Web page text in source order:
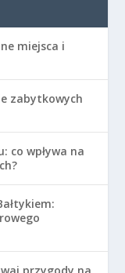
miejsca i
zabytkowych
co wpływa na